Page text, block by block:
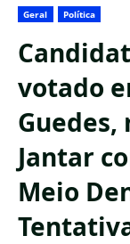
Geral Política
votado
Guedes,
Jantar
Meio